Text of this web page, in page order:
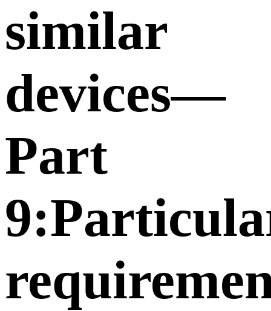
similar
devices—
Part